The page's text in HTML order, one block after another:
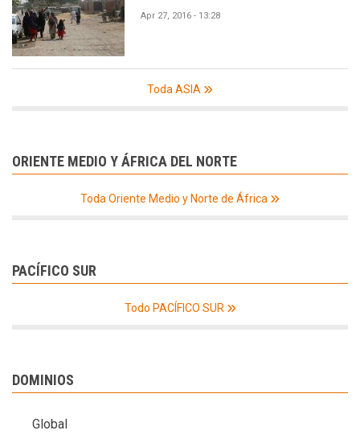
Apr 27, 2016 - 13:28
Toda ASIA
ORIENTE MEDIO Y ÁFRICA DEL NORTE
Toda Oriente Medio y Norte de África
PACÍFICO SUR
Todo PACÍFICO SUR
DOMINIOS
Global